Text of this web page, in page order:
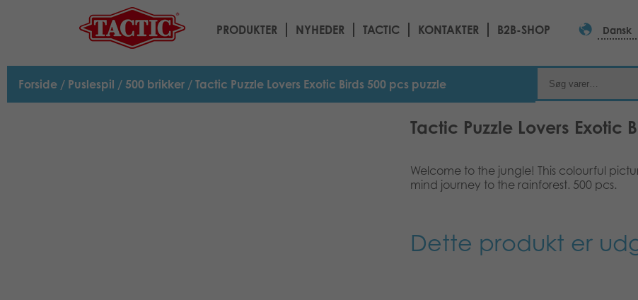
PRODUKTER NYHEDER TACTIC KONTAKTER B2B-SHOP Dansk
Forside / Puslespil / 500 brikker / Tactic Puzzle Lovers Exotic Birds 500 pcs puzzle
Tactic Puzzle Lovers Exotic
Welcome to the jungle! This colourful
mind journey to the rainforest. 500 pcs.
Dette produkt er